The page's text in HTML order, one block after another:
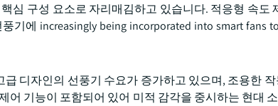
심 구성 요소로 자리매김하고 있습니다. 적응형 속도
기에 increasingly being incorporated into smart fans
디자인의 선풍기 수요가 증가하고 있으며, 조용한
어 기능이 포함되어 있어 미적 감각을 중시하는 현대